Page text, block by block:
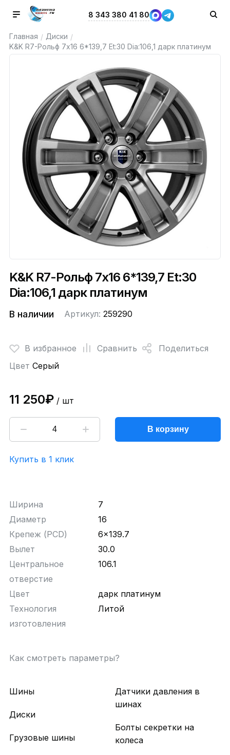
8 343 380 41 80
Главная / Диски /
K&K R7-Рольф 7x16 6*139,7 Et:30 Dia:106,1 дарк платинум
K&K R7-Рольф 7x16 6*139,7 Et:30
Dia:106,1 дарк платинум
В наличии Артикул: 259290
В избранное Сравнить
Поделиться
Цвет Серый
11 250₽/ шт
В корзину
Купить в 1 клик
Ширина
7
Диаметр
16
Крепеж (PCD)
6x139.7
Вылет
30.0
Центральное
отверстие
106.1
Цвет
дарк платинум
Технология
изготовления
Литой
Как смотреть параметры?
Шины
Диски
Грузовые шины
Датчики давления в
шинах
Болты секретки на
колеса